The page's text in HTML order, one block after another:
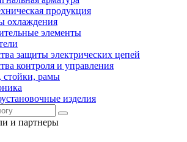
продукция
охлаждения
элементы
защиты электрических цепей
контроля и управления
рамы
изделия
и партнеры